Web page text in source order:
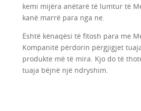
kemi mijëra anëtarë të lumtur të
kanë marrë para nga ne.
Është kënaqësi të fitosh para me
Kompanitë përdorin përgjigjet
produkte më të mira. Kjo do të
tuaja bëjnë një ndryshim.